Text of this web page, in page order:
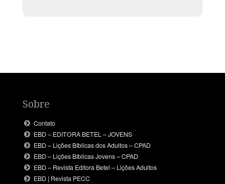
Sobre
Contato
EBD – EDITORA BETEL – JOVENS
EBD – Lições Bíblicas dos Adultos – CPAD
EBD – Lições Bíblicas Jovens – CPAD
EBD – Revista Editora Betel – Lições Adultos
EBD | Revista PECC